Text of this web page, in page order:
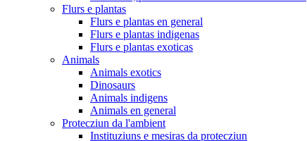
Flurs e plantas
Flurs e plantas en general
Flurs e plantas indigenas
Flurs e plantas exoticas
Animals
Animals exotics
Dinosaurs
Animals indigens
Animals en general
Protecziun da l'ambient
Instituziuns e mesiras da protecziun